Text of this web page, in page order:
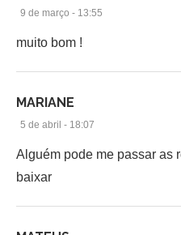
9 de março - 13:55
muito bom !
MARIANE
5 de abril - 18:07
Alguém pode me passar as
baixar